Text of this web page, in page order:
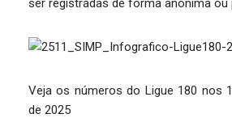
ser registradas de forma anônima ou
Veja os números do Ligue 180 nos
de 2025